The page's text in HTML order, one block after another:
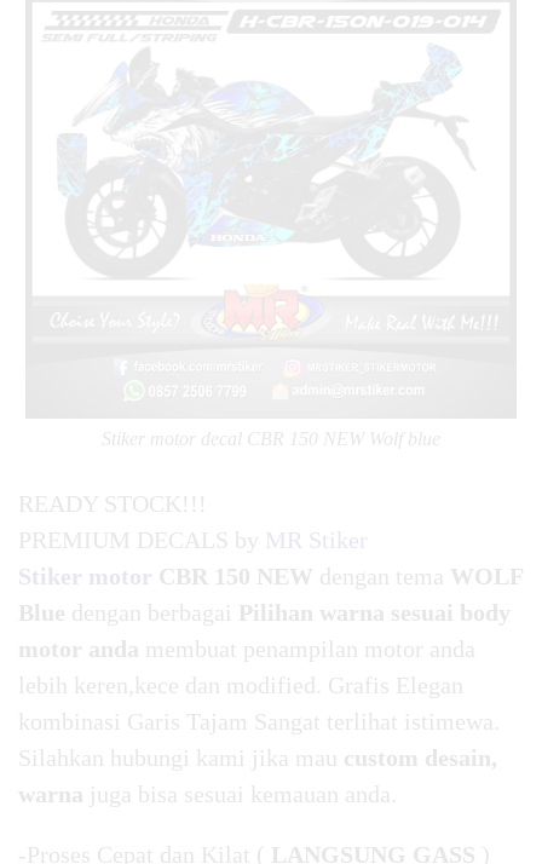
Stiker motor decal CBR 150 NEW Wolf blue
READY STOCK!!!
PREMIUM DECALS by MR Stiker
Stiker motor CBR 150 NEW dengan tema WOLF
Blue dengan berbagai Pilihan warna sesuai body
motor anda membuat penampilan motor anda
lebih keren,kece dan modified. Grafis Elegan
kombinasi Garis Tajam Sangat terlihat istimewa.
Silahkan hubungi kami jika mau custom desain,
warna juga bisa sesuai kemauan anda.
-Proses Cepat dan Kilat ( LANGSUNG GASS )